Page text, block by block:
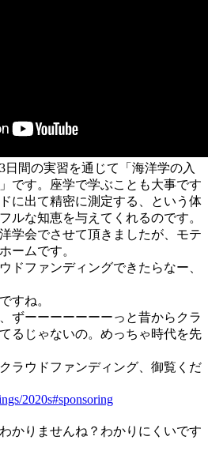
日間の実習を通じて「海洋学の入
です。座学で学ぶことも大事です
に出て精密に測定する、という体
ルな知恵を与えてくれるのです。
学会でさせて頂きましたが、モテ
ームです。
ドファンディングできたらなー、
すね。
ずーーーーーーーっと昔からクラ
るじゃないの。めっちゃ時代を先
ラウドファンディング、御覧くだ
2020s#sponsoring
かりませんね？わかりにくいです